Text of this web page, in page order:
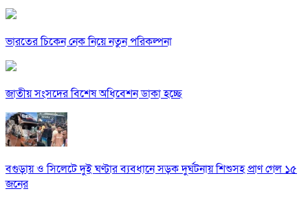
ভারতের চিকেন নেক নিয়ে নতুন পরিকল্পনা
জাতীয় সংসদের বিশেষ অধিবেশন ডাকা হচ্ছে
বগুড়ায় ও সিলেটে দুই ঘণ্টার ব্যবধানে সড়ক দুর্ঘটনায় শিশুসহ প্রাণ গেল ১৫
জনের